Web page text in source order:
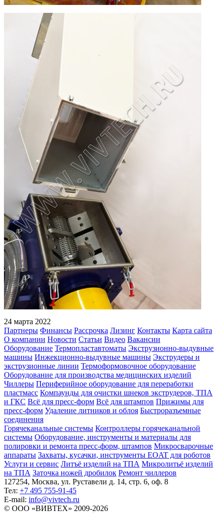
24 марта 2022
Партнеры Финансы Рассрочка Лизинг Контакты Карта сайта
О компании Новости Статьи Видео Вакансии
Оборудование Термопластавтоматы Экструзионно-выдувные
машины Инжекционно-выдувные машины Экструдеры и
экструзионные линии Термоформовочное оборудование
Оборудование для производства медицинских изделий
Чиллеры Периферийное оборудование для переработки
пластмасс Компаунды для очистки шнеков экструдеров, ТПА
и ГКС Всё для пресс-форм Всё для штампов Прижимы для
пресс-форм Удаление литников и облоя Быстроразъемные
соединения
Горячеканальные системы Контроллеры горячеканальной
системы Оборудование, инструменты и материалы для
полировки и ремонта пресс-форм, штампов Микросварочные
аппараты Захваты, кусачки, инструменты EOAT для роботов
Услуги и сервис Литъё изделий на ТПА Микролитьё изделий
на ТПА Заточка ножей дробилок Ремонт чиллеров
127254, Москва, ул. Руставели д. 14, стр. 6, оф. 8
Тел: +7 495 755-91-45
Е-mail: info@vivtech.ru
© ООО «ВИВТЕХ» 2009-2026